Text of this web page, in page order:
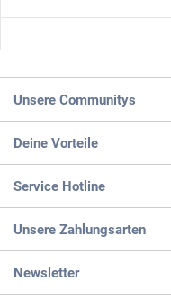
Unsere Communitys
Deine Vorteile
Service Hotline
Unsere Zahlungsarten
Newsletter